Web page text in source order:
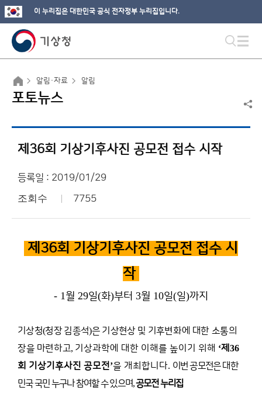
이 누리집은 대한민국 공식 전자정부 누리집입니다.
알림·자료 알림
포토뉴스
제36회 기상기후사진 공모전 접수 시작
등록일 : 2019/01/29
조회수 7755
제36회 기상기후사진 공모전 접수 시
작
- 1월 29일(화)부터 3월 10일(일)까지
기상청(청장 김종석)은 기상현상 및 기후변화에 대한 소통의
장을 마련하고, 기상과학에 대한 이해를 높이기 위해 ‘제36
회 기상기후사진 공모전’을 개최합니다. 이번 공모전은 대한
민국 국민 누구나 참여할 수 있으며,공모전 누리집